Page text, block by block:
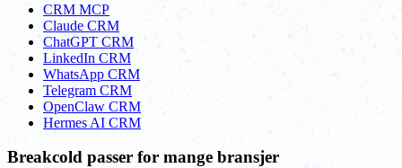
CRM MCP
Claude CRM
ChatGPT CRM
LinkedIn CRM
WhatsApp CRM
Telegram CRM
OpenClaw CRM
Hermes AI CRM
Breakcold passer for mange bransjer